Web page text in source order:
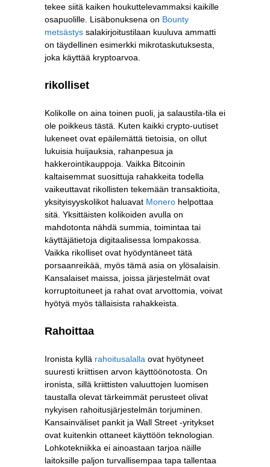
tekee siitä kaiken houkuttelevammaksi kaikille
osapuolille. Lisäbonuksena on Bounty
metsästys salakirjoitustilaan kuuluva ammatti
on täydellinen esimerkki mikrotaskutuksesta,
joka käyttää kryptoarvoa.
rikolliset
Kolikolle on aina toinen puoli, ja salaustila-tila ei
ole poikkeus tästä. Kuten kaikki crypto-uutiset
lukeneet ovat epäilemättä tietoisia, on ollut
lukuisia huijauksia, rahanpesua ja
hakkerointikauppoja. Vaikka Bitcoinin
kaltaisemmat suosittuja rahakkeita todella
vaikeuttavat rikollisten tekemään transaktioita,
yksityisyyskolikot haluavat Monero helpottaa
sitä. Yksittäisten kolikoiden avulla on
mahdotonta nähdä summia, toimintaa tai
käyttäjätietoja digitaalisessa lompakossa.
Vaikka rikolliset ovat hyödyntäneet tätä
porsaanreikää, myös tämä asia on ylösalaisin.
Kansalaiset maissa, joissa järjestelmät ovat
korruptoituneet ja rahat ovat arvottomia, voivat
hyötyä myös tällaisista rahakkeista.
Rahoittaa
Ironista kyllä rahoitusalalla ovat hyötyneet
suuresti kriittisen arvon käyttöönotosta. On
ironista, sillä kriittisten valuuttojen luomisen
taustalla olevat tärkeimmät perusteet olivat
nykyisen rahoitusjärjestelmän torjuminen.
Kansainväliset pankit ja Wall Street -yritykset
ovat kuitenkin ottaneet käyttöön teknologian.
Lohkotekniikka ei ainoastaan ​​tarjoa näille
laitoksille paljon turvallisempaa tapa tallentaa